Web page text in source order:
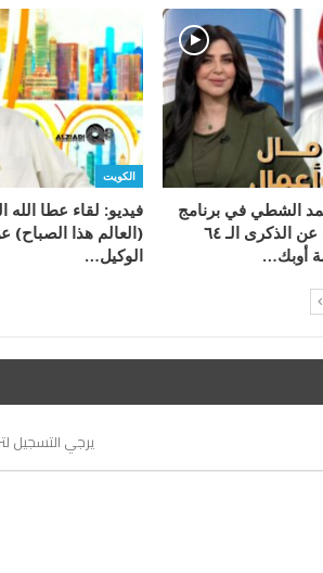
الشطي في برنامج
(مال و أعمال) عن الذكرى الـ ٦٤
أوبك…
الكويت
فيديو: لقاء عطا الله
(العالم هذا الصباح)
الوكيل…
يرجي التسجيل